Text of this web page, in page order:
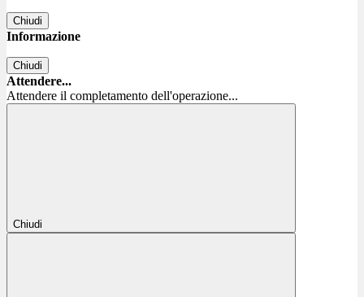
Chiudi
Informazione
Chiudi
Attendere...
Attendere il completamento dell'operazione...
Chiudi